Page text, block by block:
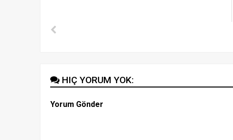
HIÇ YORUM YOK:
Yorum Gönder